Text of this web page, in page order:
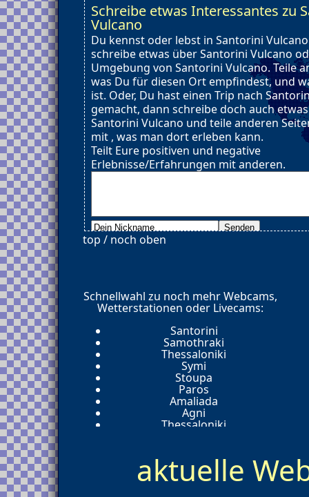
Schreibe etwas Interessantes zu
Vulcano
Du kennst oder lebst in Santorini
schreibe etwas über Santorini Vulcano
Umgebung von Santorini Vulcano. Teile
was Du für diesen Ort empfindest, und
ist. Oder, Du hast einen Trip nach
gemacht, dann schreibe doch auch
Santorini Vulcano und teile anderen
mit , was man dort erleben kann.
Teilt Eure positiven und negative
Erlebnisse/Erfahrungen mit anderen.
top / noch oben
Schnellwahl zu noch mehr Webcams,
Wetterstationen oder Livecams:
Santorini
Samothraki
Thessaloniki
Symi
Stoupa
Paros
Amaliada
Agni
Thessaloniki
Plataria Igoumenitsa 46100
Saint John
aktuelle